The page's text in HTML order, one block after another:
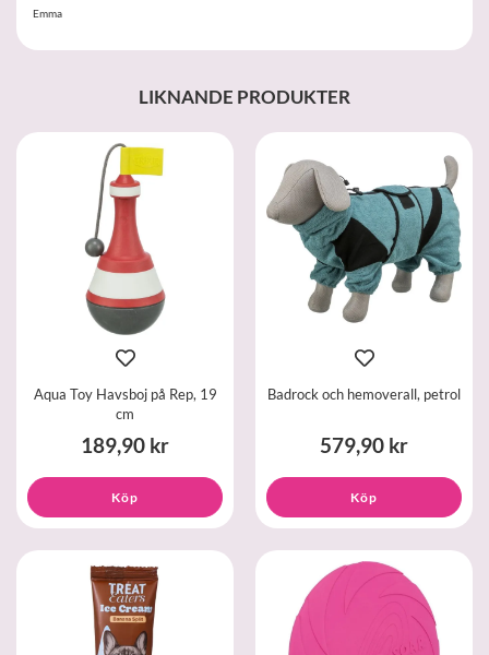
Emma
LIKNANDE PRODUKTER
Aqua Toy Havsboj på Rep, 19
cm
189,90 kr
Köp
Badrock och hemoverall, petrol
579,90 kr
Köp